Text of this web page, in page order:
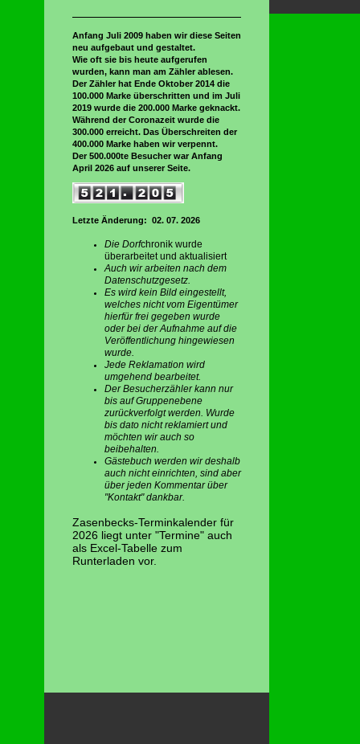
Anfang Juli 2009 haben wir diese Seiten
neu aufgebaut und gestaltet.
Wie oft sie bis heute aufgerufen
wurden, kann man am Zähler ablesen.
Der Zähler hat Ende Oktober 2014 die
100.000 Marke überschritten und im Juli
2019 wurde die 200.000 Marke geknackt.
Während der Coronazeit wurde die
300.000 erreicht. Das Überschreiten der
400.000 Marke haben wir verpennt.
Der 500.000te Besucher war Anfang
April 2026 auf unserer Seite.
Letzte Änderung: 02. 07. 2026
Die Dorfchronik wurde
überarbeitet und aktualisiert
Auch wir arbeiten nach dem
Datenschutzgesetz.
Es wird kein Bild eingestellt,
welches nicht vom Eigentümer
hierfür frei gegeben wurde
oder bei der Aufnahme auf die
Veröffentlichung hingewiesen
wurde.
Jede Reklamation wird
umgehend bearbeitet.
Der Besucherzähler kann nur
bis auf Gruppenebene
zurückverfolgt werden. Wurde
bis dato nicht reklamiert und
möchten wir auch so
beibehalten.
Gästebuch werden wir deshalb
auch nicht einrichten, sind aber
über jeden Kommentar über
"Kontakt" dankbar.
Zasenbecks-Terminkalender für
2026 liegt unter "Termine" auch
als Excel-Tabelle zum
Runterladen vor.